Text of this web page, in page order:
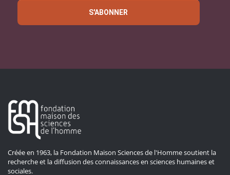
S'ABONNER
Créée en 1963, la Fondation Maison Sciences de l'Homme soutient la
recherche et la diffusion des connaissances en sciences humaines et
sociales.